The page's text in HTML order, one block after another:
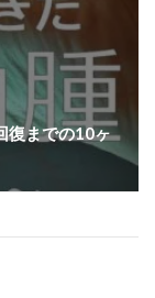
復までの10ヶ